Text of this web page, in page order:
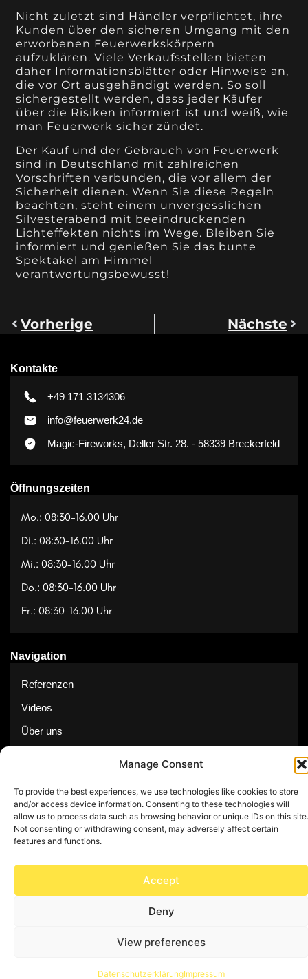
Manage Consent
To provide the best experiences, we use technologies like cookies to store
and/or access device information. Consenting to these technologies will
allow us to process data such as browsing behavior or unique IDs on this site.
Not consenting or withdrawing consent, may adversely affect certain
features and functions.
Accept
Deny
View preferences
DatenschutzerklärungImpressum
Nicht zuletzt sind Händler verpflichtet, ihre
Kunden über den sicheren Umgang mit den
erworbenen Feuerwerkskörpern
aufzuklären. Viele Verkaufsstellen bieten
daher Informationsblätter oder Hinweise an,
die vor Ort ausgehändigt werden. So soll
sichergestellt werden, dass jeder Käufer
über die Risiken informiert ist und weiß, wie
man Feuerwerk sicher zündet.
Der Kauf und der Gebrauch von Feuerwerk
sind in Deutschland mit zahlreichen
Vorschriften verbunden, die vor allem der
Sicherheit dienen. Wenn Sie diese Regeln
beachten, steht einem unvergesslichen
Silvesterabend mit beeindruckenden
Lichteffekten nichts im Wege. Bleiben Sie
informiert und genießen Sie das bunte
Spektakel am Himmel
verantwortungsbewusst!
Vorherige Nächste
Kontakte
+49 171 3134306
info@feuerwerk24.de
Magic-Fireworks, Deller Str. 28. - 58339 Breckerfeld
Öffnungszeiten
Mo.: 08:30-16.00 Uhr
Di.: 08:30-16.00 Uhr
Mi.: 08:30-16.00 Uhr
Do.: 08:30-16.00 Uhr
Fr.: 08:30-16.00 Uhr
Navigation
Referenzen
Videos
Über uns
© Copyright 2025 by Feuerwerk24